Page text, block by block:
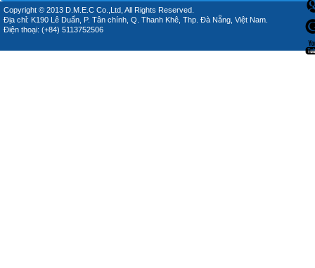
Copyright © 2013 D.M.E.C Co.,Ltd, All Rights Reserved.
Địa chỉ: K190 Lê Duẩn, P. Tân chính, Q. Thanh Khê, Thp. Đà Nẵng, Việt Nam.
Điện thoại: (+84) 5113752506